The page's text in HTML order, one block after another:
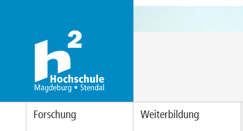
Forschung Weiterbildung